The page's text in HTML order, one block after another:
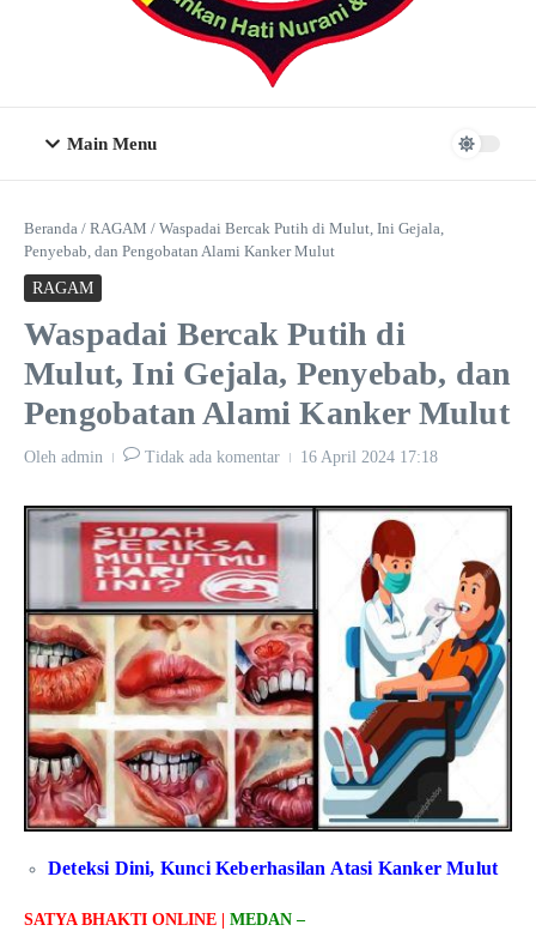
Main Menu
Beranda / RAGAM / Waspadai Bercak Putih di Mulut, Ini Gejala,
Penyebab, dan Pengobatan Alami Kanker Mulut
RAGAM
Waspadai Bercak Putih di
Mulut, Ini Gejala, Penyebab, dan
Pengobatan Alami Kanker Mulut
Oleh admin Tidak ada komentar 16 April 2024 17:18
Deteksi Dini, Kunci Keberhasilan Atasi Kanker Mulut
SATYA BHAKTI ONLINE | MEDAN –